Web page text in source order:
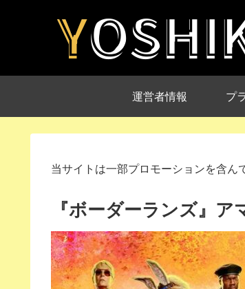
運営者情報 プ
当サイトは一部プロモーションを含ん
『ボーダーランズ』ア